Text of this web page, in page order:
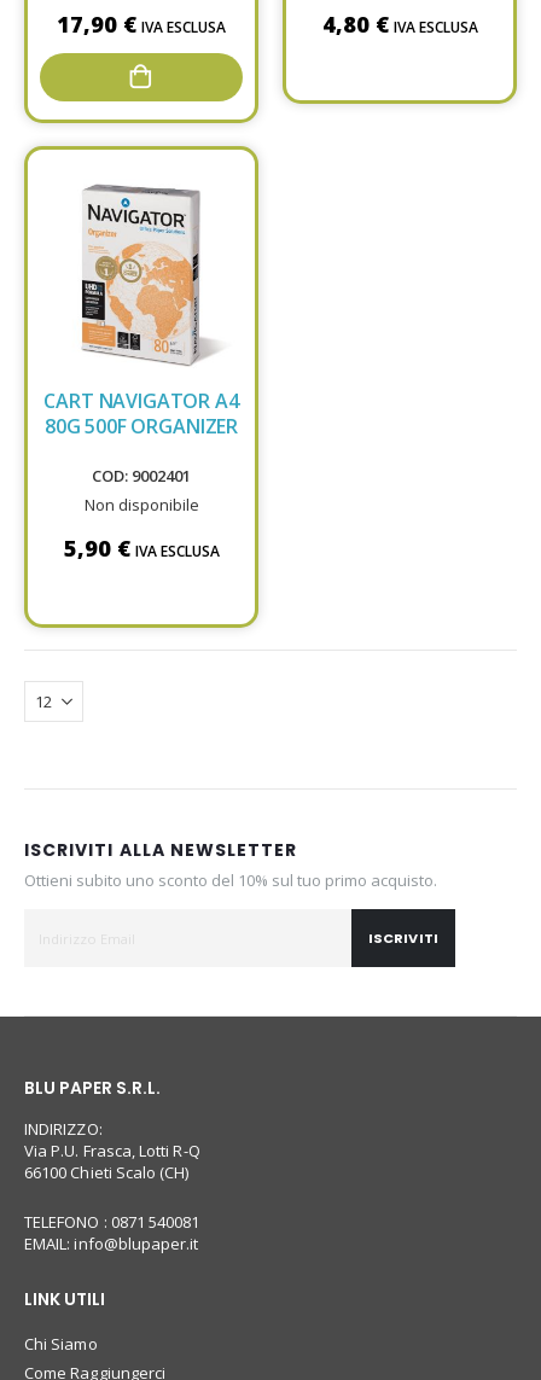
17,90 € IVA ESCLUSA 4,80 € IVA ESCLUSA
CART NAVIGATOR A4
80G 500F ORGANIZER
COD: 9002401
Non disponibile
5,90 € IVA ESCLUSA
ISCRIVITI ALLA NEWSLETTER
Ottieni subito uno sconto del 10% sul tuo primo acquisto.
ISCRIVITI
BLU PAPER S.R.L.
INDIRIZZO:
Via P.U. Frasca, Lotti R-Q
66100 Chieti Scalo (CH)
TELEFONO : 0871 540081
EMAIL:info@blupaper.it
LINK UTILI
Chi Siamo
Come Raggiungerci